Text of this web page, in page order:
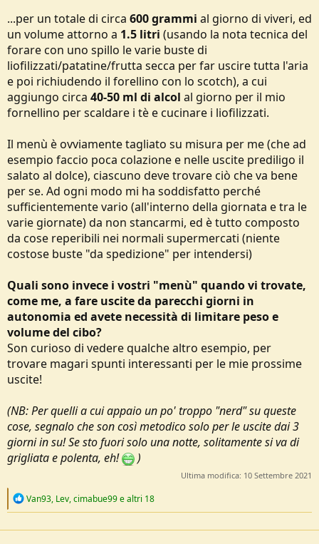
...per un totale di circa 600 grammi al giorno di viveri, ed
un volume attorno a 1.5 litri (usando la nota tecnica del
forare con uno spillo le varie buste di
liofilizzati/patatine/frutta secca per far uscire tutta l'aria
e poi richiudendo il forellino con lo scotch), a cui
aggiungo circa 40-50 ml di alcol al giorno per il mio
fornellino per scaldare i tè e cucinare i liofilizzati.
Il menù è ovviamente tagliato su misura per me (che ad
esempio faccio poca colazione e nelle uscite prediligo il
salato al dolce), ciascuno deve trovare ciò che va bene
per se. Ad ogni modo mi ha soddisfatto perché
sufficientemente vario (all'interno della giornata e tra le
varie giornate) da non stancarmi, ed è tutto composto
da cose reperibili nei normali supermercati (niente
costose buste "da spedizione" per intendersi)
Quali sono invece i vostri "menù" quando vi trovate,
come me, a fare uscite da parecchi giorni in
autonomia ed avete necessità di limitare peso e
volume del cibo?
Son curioso di vedere qualche altro esempio, per
trovare magari spunti interessanti per le mie prossime
uscite!
(NB: Per quelli a cui appaio un po' troppo "nerd" su queste
cose, segnalo che son così metodico solo per le uscite dai 3
giorni in su! Se sto fuori solo una notte, solitamente si va di
grigliata e polenta, eh!
)
Ultima modifica: 10 Settembre 2021
R
c
Van93, Lev,cimabue99e altri 18